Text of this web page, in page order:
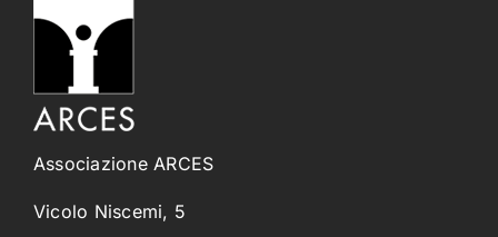
Associazione ARCES
Vicolo Niscemi, 5